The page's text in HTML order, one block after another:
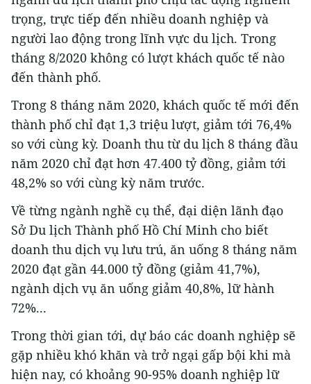
trọng, trực tiếp đến nhiều doanh nghiệp và
người lao động trong lĩnh vực du lịch. Trong
tháng 8/2020 không có lượt khách quốc tế nào
đến thành phố.
Trong 8 tháng năm 2020, khách quốc tế mới đến
thành phố chỉ đạt 1,3 triệu lượt, giảm tới 76,4%
so với cùng kỳ. Doanh thu từ du lịch 8 tháng đầu
năm 2020 chỉ đạt hơn 47.400 tỷ đồng, giảm tới
48,2% so với cùng kỳ năm trước.
Về từng ngành nghề cụ thể, đại diện lãnh đạo
Sở Du lịch Thành phố Hồ Chí Minh cho biết
doanh thu dịch vụ lưu trú, ăn uống 8 tháng năm
2020 đạt gần 44.000 tỷ đồng (giảm 41,7%),
ngành dịch vụ ăn uống giảm 40,8%, lữ hành
72%...
Trong thời gian tới, dự báo các doanh nghiệp sẽ
gặp nhiều khó khăn và trở ngại gấp bội khi mà
hiện nay, có khoảng 90-95% doanh nghiệp lữ